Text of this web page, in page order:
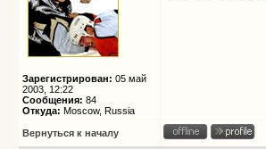
Зарегистрирован: 05 май
2003, 12:22
Сообщения: 84
Откуда: Moscow, Russia
Вернуться к началу